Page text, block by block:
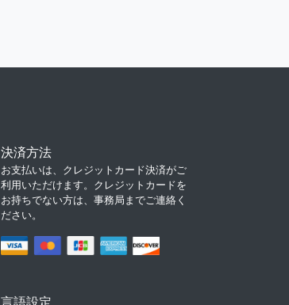
決済方法
お支払いは、クレジットカード決済がご
利用いただけます。クレジットカードを
お持ちでない方は、事務局までご連絡く
ださい。
言語設定